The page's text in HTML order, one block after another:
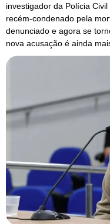
investigador da Polícia
recém-condenado pela
denunciado e agora se
nova acusação é ainda